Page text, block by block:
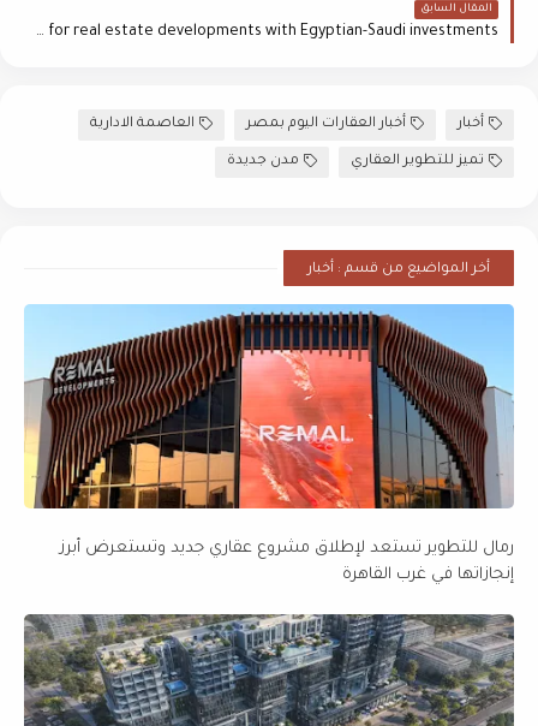
المقال السابق
Launching AkamAlRajhi for real estate developments with Egyptian-Saudi investments
أخبار أخبار العقارات اليوم بمصر العاصمة الادارية
تميز للتطوير العقاري مدن جديدة
أخر المواضيع من قسم : أخبار
رمال للتطوير تستعد لإطلاق مشروع عقاري جديد وتستعرض أبرز
إنجازاتها في غرب القاهرة